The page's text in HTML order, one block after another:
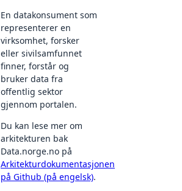
En datakonsument som
representerer en
virksomhet, forsker
eller sivilsamfunnet
finner, forstår og
bruker data fra
offentlig sektor
gjennom portalen.
Du kan lese mer om
arkitekturen bak
Data.norge.no på
Arkitekturdokumentasjonen
på Github (på engelsk).